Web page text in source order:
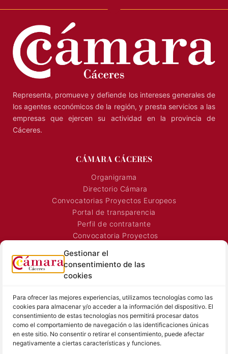
Gestionar el
consentimiento de las
cookies
Para ofrecer las mejores experiencias, utilizamos tecnologías como las
cookies para almacenar y/o acceder a la información del dispositivo. El
consentimiento de estas tecnologías nos permitirá procesar datos
como el comportamiento de navegación o las identificaciones únicas
en este sitio. No consentir o retirar el consentimiento, puede afectar
negativamente a ciertas características y funciones.
Representa, promueve y defiende los intereses generales de
los agentes económicos de la región, y presta servicios a las
empresas que ejercen su actividad en la provincia de
Cáceres.
CÁMARA CÁCERES
Organigrama
Directorio Cámara
Convocatorias Proyectos Europeos
Portal de transparencia
Perfil de contratante
Convocatoria Proyectos
Horarios Comerciales
Señalización Comercial
SALA DE PRENSA
Noticias Cámara
Sala de prensa
Hemeroteca
TEXTOS LEGALES
Aviso Legal
Política de Privacidad
Política de Cookies